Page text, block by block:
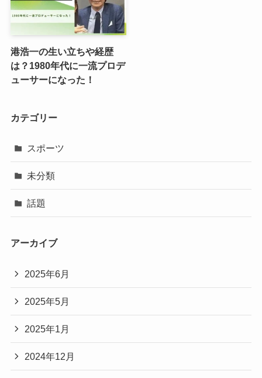
港浩一の生い立ちや経歴
は？1980年代に一流プロデ
ューサーになった！
カテゴリー
スポーツ
未分類
話題
アーカイブ
2025年6月
2025年5月
2025年1月
2024年12月